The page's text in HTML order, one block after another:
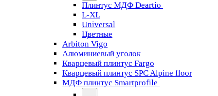
Плинтус МДФ Deartio
L-XL
Universal
Цветные
Arbiton Vigo
Алюминиевый уголок
Кварцевый плинтус Fargo
Кварцевый плинтус SPC Alpine floor
МДФ плинтус Smartprofile